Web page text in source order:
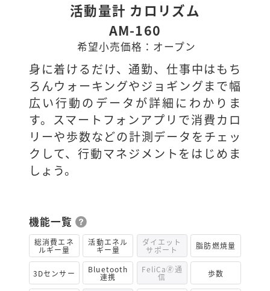
活動量計 カロリズム
AM-160
希望小売価格：オープン
身に着けるだけ、通勤、仕事中はもち
ろんウォーキングやジョギングまで幅
広い行動のデータが詳細にわかりま
す。スマートフォンアプリで消費カロ
リーや歩数などの計測データをチェッ
クして、行動マネジメントをはじめま
しょう。
機能一覧
総消費エネ
ルギー量
活動エネル
ギー量
ダイエット
サポート 脂肪燃焼量
3Dセンサー Bluetooth
連携
FeliCa🄬通
信 歩数